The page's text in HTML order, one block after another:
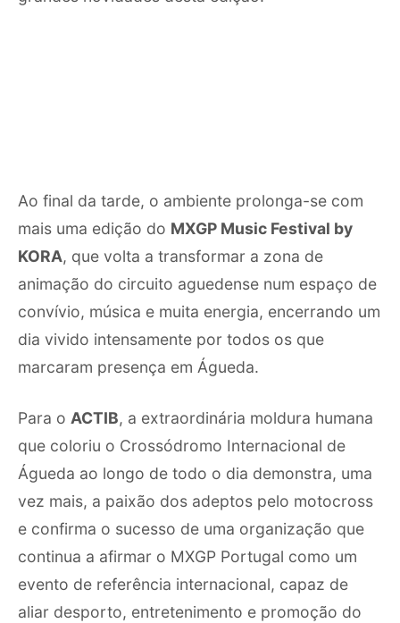
Ao final da tarde, o ambiente prolonga-se com
mais uma edição do MXGP Music Festival by
KORA, que volta a transformar a zona de
animação do circuito aguedense num espaço de
convívio, música e muita energia, encerrando um
dia vivido intensamente por todos os que
marcaram presença em Águeda.
Para o ACTIB, a extraordinária moldura humana
que coloriu o Crossódromo Internacional de
Águeda ao longo de todo o dia demonstra, uma
vez mais, a paixão dos adeptos pelo motocross
e confirma o sucesso de uma organização que
continua a afirmar o MXGP Portugal como um
evento de referência internacional, capaz de
aliar desporto, entretenimento e promoção do